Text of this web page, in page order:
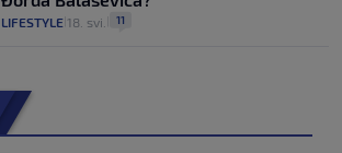
LIFESTYLE 18. svi. 11